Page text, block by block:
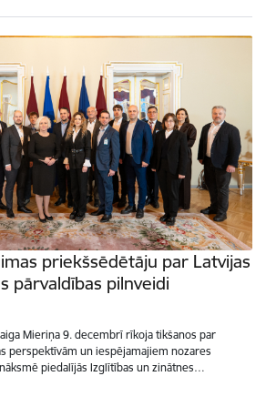
priekšsēdētāju par Latvijas
pārvaldības pilnveidi
Mieriņa 9. decembrī rīkoja tikšanos par
perspektīvām un iespējamajiem nozares
piedalījās Izglītības un zinātnes…